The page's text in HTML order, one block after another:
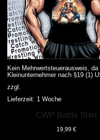
Kein Mehrwertsteuerausweis, da
Kleinunternehmer nach §19 (1)
zzgl.
Lieferzeit: 1 Woche
CWP Battle Shirt
19,99€